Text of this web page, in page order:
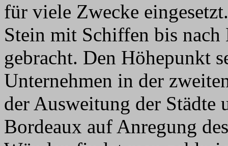
für viele Zwecke
Stein mit Schiffen bis
gebracht. Den Höhepunkt
Unternehmen in der
der Ausweitung der Städte
Bordeaux auf Anregung